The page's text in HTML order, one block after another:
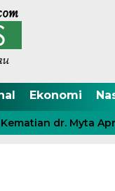
Ekonomi
dr. Myta